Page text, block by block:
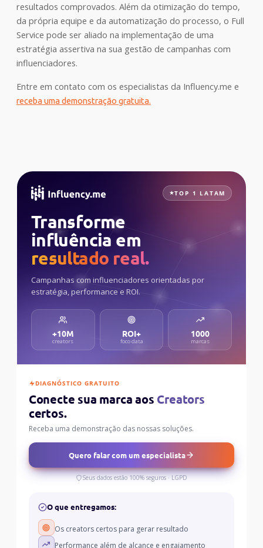
resultados comprovados. Além da otimização do tempo,
da própria equipe e da automatização do processo, o Full
Service pode ser aliado na implementação de uma
estratégia assertiva na sua gestão de campanhas com
influenciadores.
Entre em contato com os especialistas da Influency.me e
receba uma demonstração gratuita.
TOP 1 LATAM
Transforme
influência em
resultado real.
Campanhas com influenciadores orientadas por
estratégia, performance e ROI.
+10M
creators
ROI+
foco data
1000
marcas
DIAGNÓSTICO GRATUITO
Conecte sua marca aos Creators
certos.
Receba uma demonstração das nossas soluções.
Quero falar com um especialista
Seus dados estão 100% seguros · LGPD
O que entregamos:
Os creators certos para gerar resultado
Performance além de alcance e engajamento